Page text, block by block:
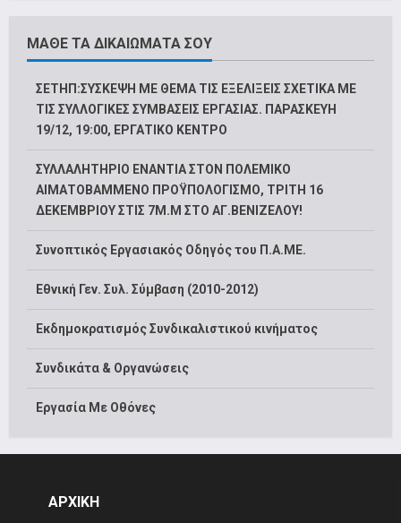
ΜΑΘΕ ΤΑ ΔΙΚΑΙΩΜΑΤΑ ΣΟΥ
ΣΕΤΗΠ:ΣΥΣΚΕΨΗ ΜΕ ΘΕΜΑ ΤΙΣ ΕΞΕΛΙΞΕΙΣ ΣΧΕΤΙΚΑ ΜΕ
ΤΙΣ ΣΥΛΛΟΓΙΚΕΣ ΣΥΜΒΑΣΕΙΣ ΕΡΓΑΣΙΑΣ. ΠΑΡΑΣΚΕΥΗ
19/12, 19:00, ΕΡΓΑΤΙΚΟ ΚΕΝΤΡΟ
ΣΥΛΛΑΛΗΤΗΡΙΟ ΕΝΑΝΤΙΑ ΣΤΟΝ ΠΟΛΕΜΙΚΟ
ΑΙΜΑΤΟΒΑΜΜΕΝΟ ΠΡΟΫΠΟΛΟΓΙΣΜΟ, ΤΡΙΤΗ 16
ΔΕΚΕΜΒΡΙΟΥ ΣΤΙΣ 7Μ.Μ ΣΤΟ ΑΓ.ΒΕΝΙΖΕΛΟΥ!
Συνοπτικός Εργασιακός Οδηγός του Π.Α.ΜΕ.
Εθνική Γεν. Συλ. Σύμβαση (2010-2012)
Εκδημοκρατισμός Συνδικαλιστικού κινήματος
Συνδικάτα & Οργανώσεις
Εργασία Με Οθόνες
ΑΡΧΙΚΗ